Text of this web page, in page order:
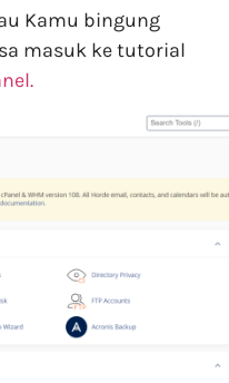
Kamu bingung
masuk ke tutorial